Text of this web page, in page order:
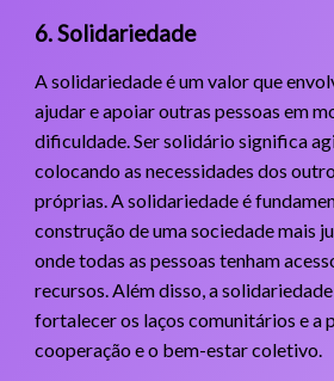
6. Solidariedade
A solidariedade é um valor que
ajudar e apoiar outras pessoas em
dificuldade. Ser solidário significa
colocando as necessidades dos
próprias. A solidariedade é
construção de uma sociedade mais
onde todas as pessoas tenham
recursos. Além disso, a
fortalecer os laços comunitários e a
cooperação e o bem-estar coletivo.